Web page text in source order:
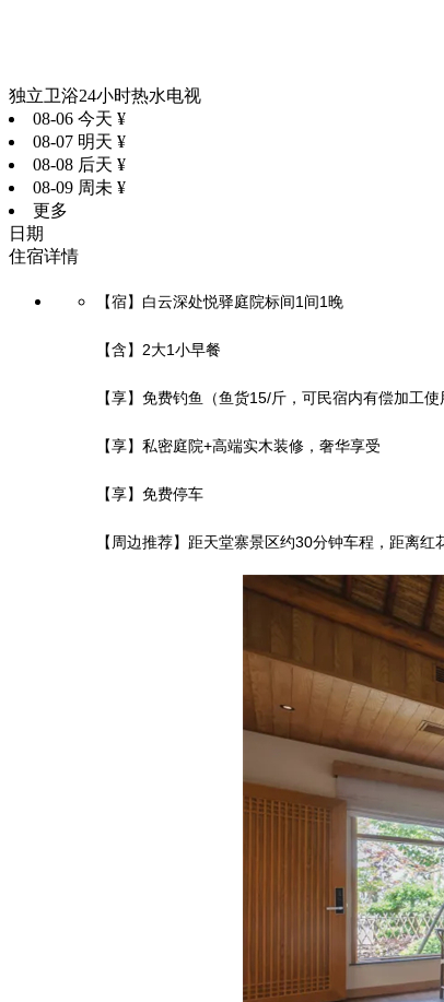
独立卫浴24小时热水电视
08-06 今天 ¥
08-07 明天 ¥
08-08 后天 ¥
08-09 周未 ¥
更多
日期
住宿详情
【宿】白云深处悦驿庭院标间1间1晚
【含】2大1小早餐
【享】免费钓鱼（鱼货15/斤，可民宿内有偿加工使
【享】私密庭院+高端实木装修，奢华享受
【享】免费停车
【周边推荐】距天堂寨景区约30分钟车程，距离